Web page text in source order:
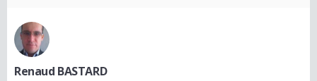
Renaud BASTARD